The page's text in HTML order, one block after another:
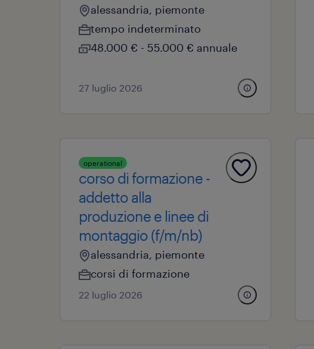
alessandria, piemonte
tempo indeterminato
48.000 € - 55.000 € annuale
27 luglio 2026
operational
corso di formazione -
addetto alla
produzione e linee di
montaggio (f/m/nb)
alessandria, piemonte
corsi di formazione
22 luglio 2026